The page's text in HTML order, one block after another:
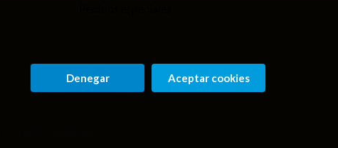
Denegar Aceptar cookies